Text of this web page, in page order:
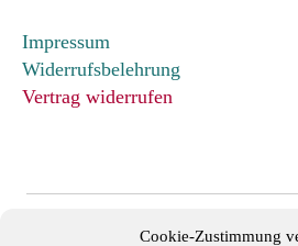
Cookie-Zustimmung
Impressum
Widerrufsbelehrung
Vertrag widerrufen